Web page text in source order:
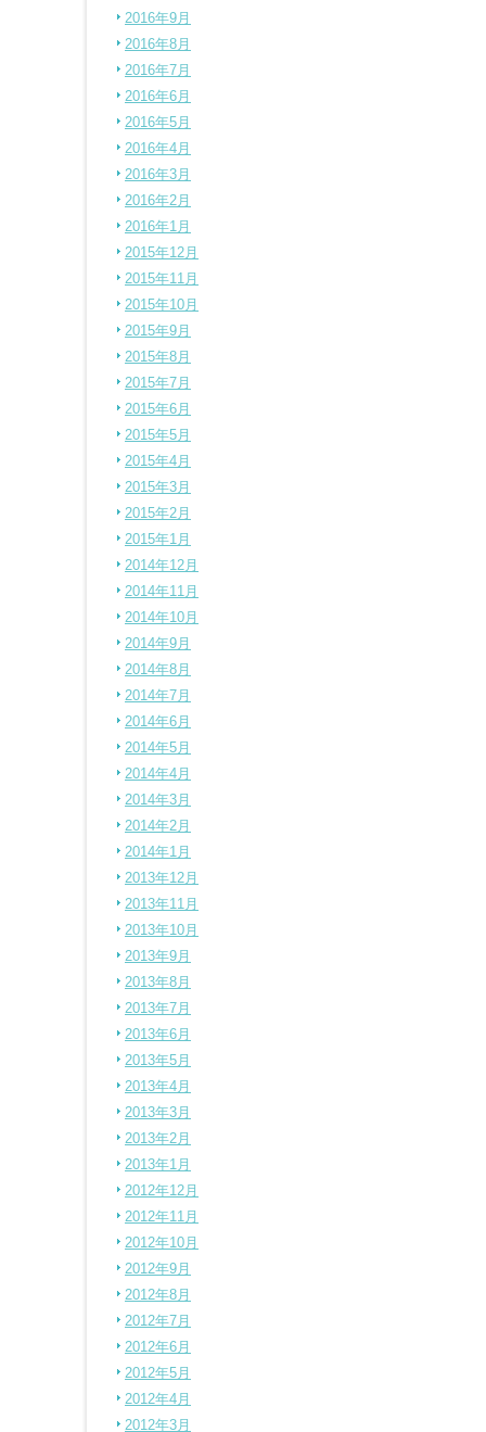
2016年9月
2016年8月
2016年7月
2016年6月
2016年5月
2016年4月
2016年3月
2016年2月
2016年1月
2015年12月
2015年11月
2015年10月
2015年9月
2015年8月
2015年7月
2015年6月
2015年5月
2015年4月
2015年3月
2015年2月
2015年1月
2014年12月
2014年11月
2014年10月
2014年9月
2014年8月
2014年7月
2014年6月
2014年5月
2014年4月
2014年3月
2014年2月
2014年1月
2013年12月
2013年11月
2013年10月
2013年9月
2013年8月
2013年7月
2013年6月
2013年5月
2013年4月
2013年3月
2013年2月
2013年1月
2012年12月
2012年11月
2012年10月
2012年9月
2012年8月
2012年7月
2012年6月
2012年5月
2012年4月
2012年3月